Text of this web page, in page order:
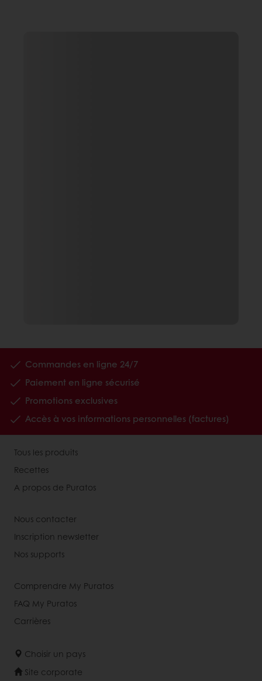
Commandes en ligne 24/7
Paiement en ligne sécurisé
Promotions exclusives
Accès à vos informations personnelles (factures)
Tous les produits
Recettes
A propos de Puratos
Nous contacter
Inscription newsletter
Nos supports
Comprendre My Puratos
FAQ My Puratos
Carrières
Choisir un pays
Site corporate